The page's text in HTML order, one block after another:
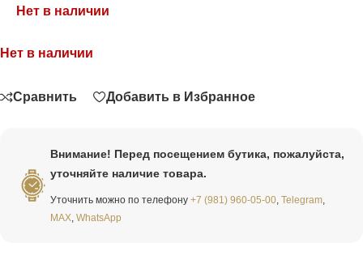
Нет в наличии
Нет в наличии
Сравнить Добавить в Избранное
Внимание! Перед посещением бутика, пожалуйста,
уточняйте наличие товара.
Уточнить можно по телефону +7 (981) 960-05-00 Telegram
MAX WhatsApp